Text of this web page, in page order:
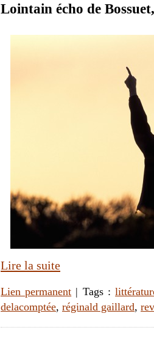
Lointain écho de
Lire la suite
Lien permanent | Tags :
delacomptée, réginald gaillard,